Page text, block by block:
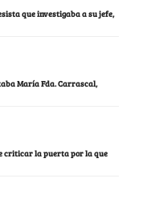
que investigaba a su jefe,
María Fda. Carrascal,
criticar la puerta por la que